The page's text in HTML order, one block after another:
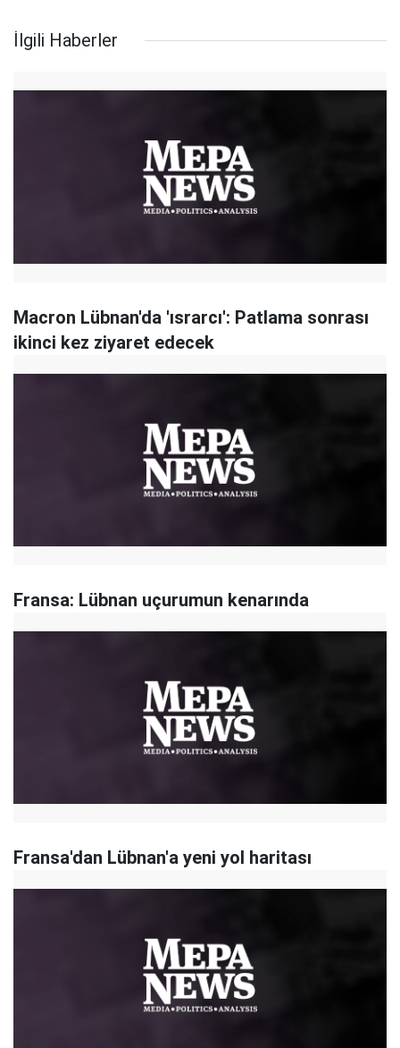
İlgili Haberler
Macron Lübnan'da 'ısrarcı': Patlama sonrası
ikinci kez ziyaret edecek
Fransa: Lübnan uçurumun kenarında
Fransa'dan Lübnan'a yeni yol haritası